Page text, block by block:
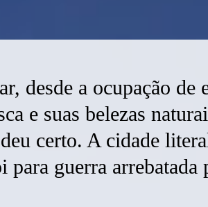
desde a ocupação de
e suas belezas
certo. A cidade
guerra arrebatada